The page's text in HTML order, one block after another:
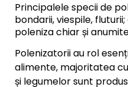
Principalele specii de
bondarii, viespile,
poleniza chiar și
Polenizatorii au rol
alimente, majoritatea
și legumelor sunt